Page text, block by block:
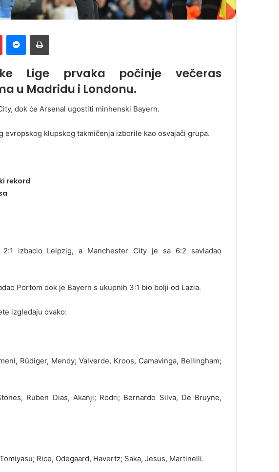
Lige prvaka počinje večeras
u Madridu i Londonu.
dok će Arsenal ugostiti minhenski Bayern.
klupskog takmičenja izborile kao osvajači grupa.
rekord
izbacio Leipzig, a Manchester City je sa 6:2 savladao
Portom dok je Bayern s ukupnih 3:1 bio bolji od Lazia.
izgledaju ovako:
Rüdiger, Mendy; Valverde, Kroos, Camavinga, Bellingham;
Ruben Dias, Akanji; Rodri; Bernardo Silva, De Bruyne,
Rice, Odegaard, Havertz; Saka, Jesus, Martinelli.